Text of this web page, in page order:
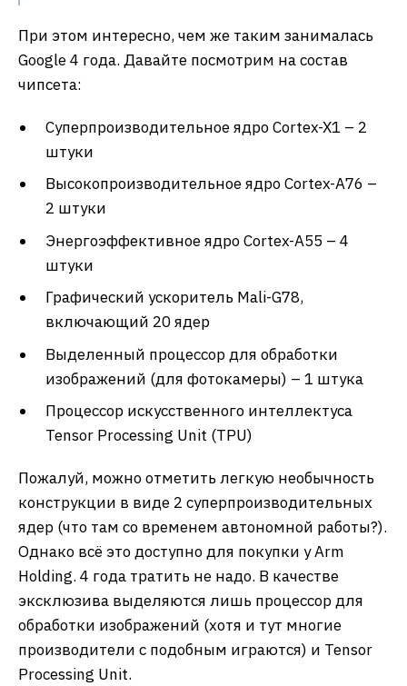
При этом интересно, чем же таким занималась
Google 4 года. Давайте посмотрим на состав
чипсета:
Суперпроизводительное ядро Cortex-X1 – 2
штуки
Высокопроизводительное ядро Cortex-A76 –
2 штуки
Энергоэффективное ядро Cortex-A55 – 4
штуки
Графический ускоритель Mali-G78,
включающий 20 ядер
Выделенный процессор для обработки
изображений (для фотокамеры) – 1 штука
Процессор искусственного интеллектуса
Tensor Processing Unit (TPU)
Пожалуй, можно отметить легкую необычность
конструкции в виде 2 суперпроизводительных
ядер (что там со временем автономной работы?).
Однако всё это доступно для покупки у Arm
Holding. 4 года тратить не надо. В качестве
эксклюзива выделяются лишь процессор для
обработки изображений (хотя и тут многие
производители с подобным играются) и Tensor
Processing Unit.